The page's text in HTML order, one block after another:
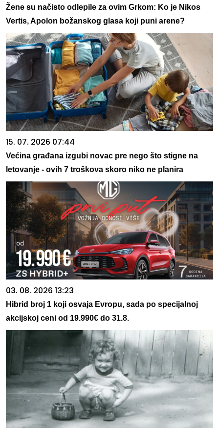
Žene su načisto odlepile za ovim Grkom: Ko je Nikos
Vertis, Apolon božanskog glasa koji puni arene?
15. 07. 2026 07:44
Većina građana izgubi novac pre nego što stigne na
letovanje - ovih 7 troškova skoro niko ne planira
03. 08. 2026 13:23
Hibrid broj 1 koji osvaja Evropu, sada po specijalnoj
akcijskoj ceni od 19.990€ do 31.8.